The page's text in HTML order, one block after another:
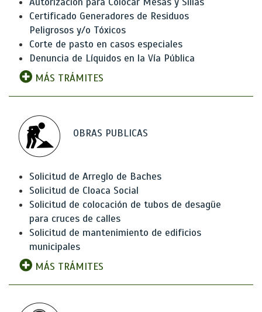
Certificado Generadores de Residuos
Peligrosos y/o Tóxicos
Corte de pasto en casos especiales
Denuncia de Líquidos en la Vía Pública
MÁS TRÁMITES
OBRAS PUBLICAS
Solicitud de Arreglo de Baches
Solicitud de Cloaca Social
Solicitud de colocación de tubos de desagüe
para cruces de calles
Solicitud de mantenimiento de edificios
municipales
MÁS TRÁMITES